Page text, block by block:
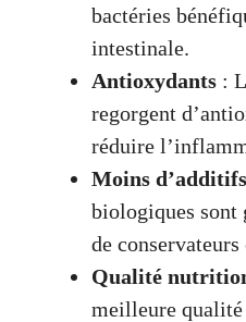
bactéries
intestinale.
Antioxydants :
regorgent
réduire
Moins d’additifs
biologiques sont
de
Qualité
meilleure